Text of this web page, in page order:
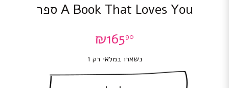
A Book That Loves You ספר
₪16590
נשארו במלאי רק 1